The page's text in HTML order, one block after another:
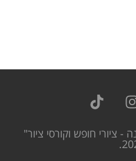
- ציורי חופש וקורסי ציור"